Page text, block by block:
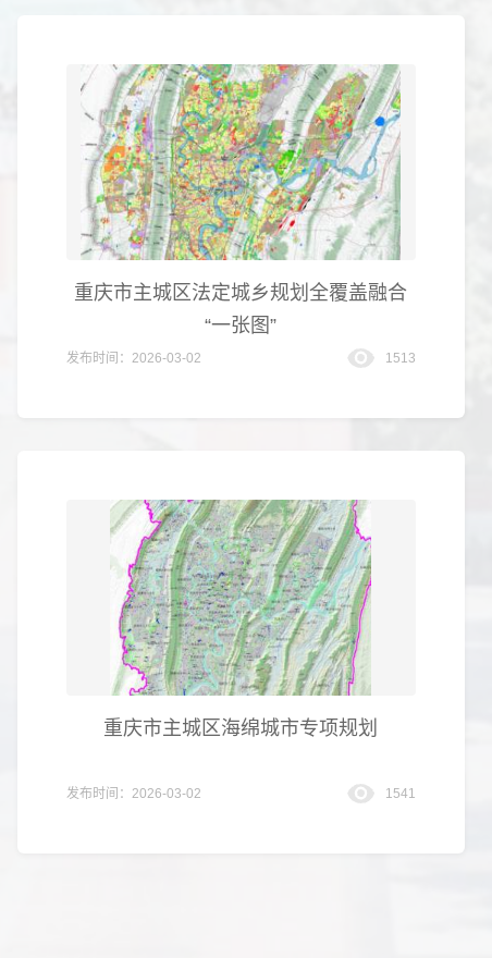
重庆市主城区法定城乡规划全覆盖融合
“一张图”
发布时间：2026-03-02 1513
重庆市主城区海绵城市专项规划
发布时间：2026-03-02 1541